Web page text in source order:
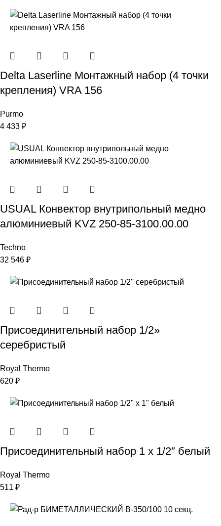
Delta Laserline Монтажный набор (4 точки
крепления) VRA 156
Purmo
4 433 ₽
USUAL Конвектор внутрипольный медно
алюминиевый KVZ 250-85-3100.00.00
Techno
32 546 ₽
Присоединительный набор 1/2»
серебристый
Royal Thermo
620 ₽
Присоединительный набор 1 х 1/2″ белый
Royal Thermo
511 ₽